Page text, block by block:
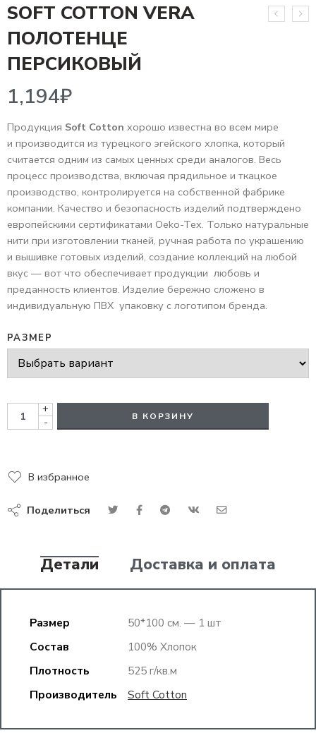
SOFT COTTON VERA
ПОЛОТЕНЦЕ
ПЕРСИКОВЫЙ
1,194₽
Продукция Soft Cotton хорошо известна во всем мире
и производится из турецкого эгейского хлопка, который
считается одним из самых ценных среди аналогов. Весь
процесс производства, включая прядильное и ткацкое
производство, контролируется на собственной фабрике
компании. Качество и безопасность изделий подтверждено
европейскими сертификатами Oeko-Tex. Только натуральные
нити при изготовлении тканей, ручная работа по украшению
и вышивке готовых изделий, создание коллекций на любой
вкус — вот что обеспечивает продукции любовь и
преданность клиентов. Изделие бережно сложено в
индивидуальную ПВХ упаковку с логотипом бренда.
РАЗМЕР
+
-
В КОРЗИНУ
В избранное
Поделиться
Детали Доставка и оплата
Размер
50*100 см. — 1 шт
Состав
100% Хлопок
Плотность
525 г/кв.м
Производитель
Soft Cotton